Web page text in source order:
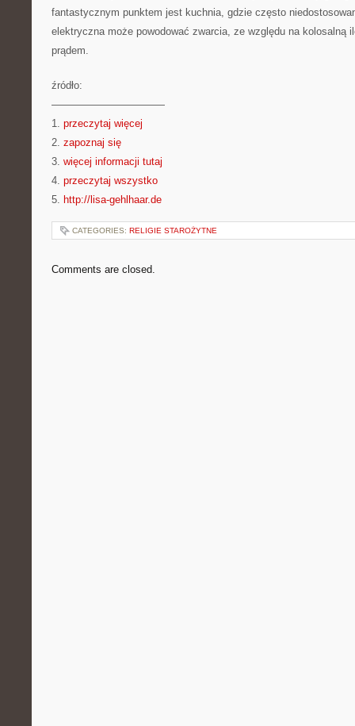
fantastycznym punktem jest kuchnia, gdzie często
elektryczna może powodować zwarcia, ze względu na kolosalną
prądem.
źródło:
———————————
1. przeczytaj więcej
2. zapoznaj się
3. więcej informacji tutaj
4. przeczytaj wszystko
5. http://lisa-gehlhaar.de
CATEGORIES: RELIGIE STAROŻYTNE
Comments are closed.